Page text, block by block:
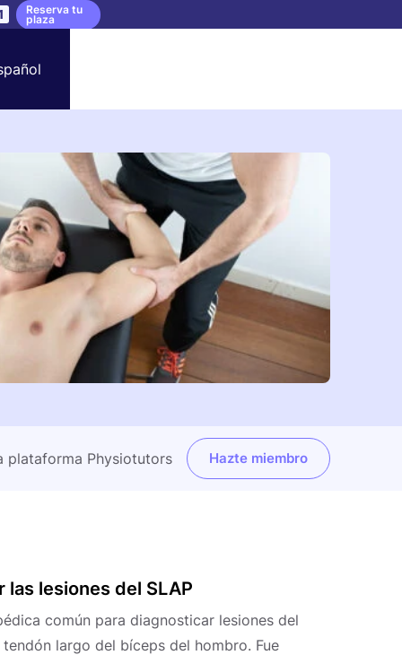
Reserva tu
plaza
plataforma Physiotutors Hazte miembro
lesiones del SLAP
común para diagnosticar lesiones del
largo del bíceps del hombro. Fue